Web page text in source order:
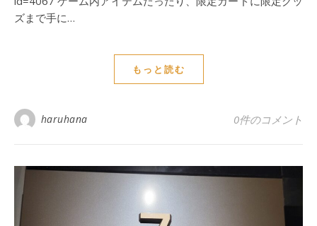
ズまで手に…
もっと読む
haruhana 0件のコメント